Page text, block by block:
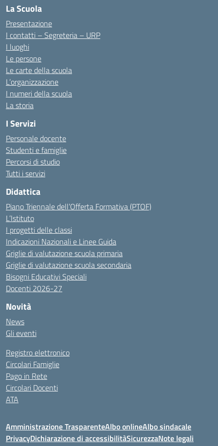
La Scuola
Presentazione
I contatti – Segreteria – URP
I luoghi
Le persone
Le carte della scuola
L’organizzazione
I numeri della scuola
La storia
I Servizi
Personale docente
Studenti e famiglie
Percorsi di studio
Tutti i servizi
Didattica
Piano Triennale dell’Offerta Formativa (PTOF)
L’Istituto
I progetti delle classi
Indicazioni Nazionali e Linee Guida
Griglie di valutazione scuola primaria
Griglie di valutazione scuola secondaria
Bisogni Educativi Speciali
Docenti 2026-27
Novità
News
Gli eventi
Registro elettronico
Circolari Famiglie
Pago in Rete
Circolari Docenti
ATA
Amministrazione TrasparenteAlbo onlineAlbo sindacale
PrivacyDichiarazione di accessibilitàSicurezzaNote legali